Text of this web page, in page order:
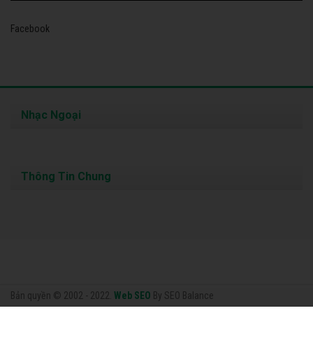
Facebook
Bản quyền © 2002 - 2022. Web SEO By SEO Balance
Nhạc Ngoại
Thông Tin Chung